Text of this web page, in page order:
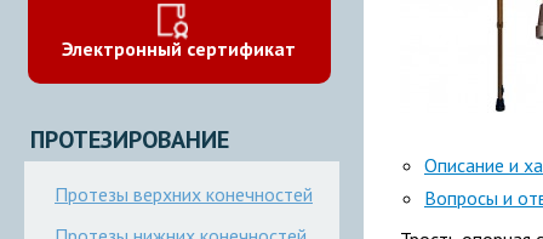
Описание и
Вопросы и
Электронный сертификат
ПРОТЕЗИРОВАНИЕ
Протезы верхних конечностей